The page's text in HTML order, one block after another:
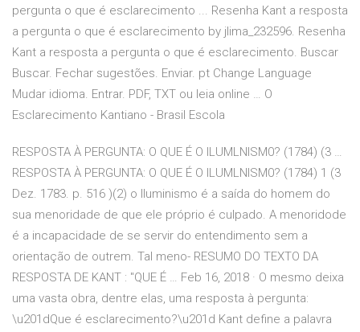
pergunta o que é esclarecimento ... Resenha Kant a resposta
a pergunta o que é esclarecimento by jlima_232596. Resenha
Kant a resposta a pergunta o que é esclarecimento. Buscar
Buscar. Fechar sugestões. Enviar. pt Change Language
Mudar idioma. Entrar. PDF, TXT ou leia online … O
Esclarecimento Kantiano - Brasil Escola
RESPOSTA À PERGUNTA: O QUE É O ILUMLNISM0? (1784) (3 …
RESPOSTA À PERGUNTA: O QUE É O ILUMLNISM0? (1784) 1 (3
Dez. 1783. p. 516 )(2) o Iluminismo é a saída do homem do
sua menoridade de que ele próprio é culpado. A menoridode
é a incapacidade de se servir do entendimento sem a
orientação de outrem. Tal meno- RESUMO DO TEXTO DA
RESPOSTA DE KANT : "QUE É … Feb 16, 2018 · O mesmo deixa
uma vasta obra, dentre elas, uma resposta à pergunta:
\u201dQue é esclarecimento?\u201d Kant define a palavra